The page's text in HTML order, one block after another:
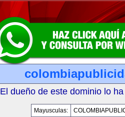
El dueño de este dominio lo
Mayusculas: